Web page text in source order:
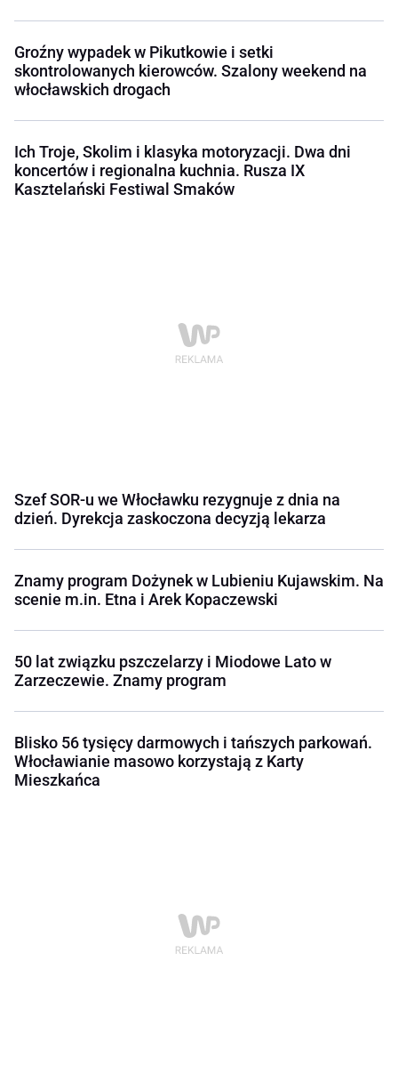
Groźny wypadek w Pikutkowie i setki
skontrolowanych kierowców. Szalony weekend na
włocławskich drogach
Ich Troje, Skolim i klasyka motoryzacji. Dwa dni
koncertów i regionalna kuchnia. Rusza IX
Kasztelański Festiwal Smaków
Szef SOR-u we Włocławku rezygnuje z dnia na
dzień. Dyrekcja zaskoczona decyzją lekarza
Znamy program Dożynek w Lubieniu Kujawskim. Na
scenie m.in. Etna i Arek Kopaczewski
50 lat związku pszczelarzy i Miodowe Lato w
Zarzeczewie. Znamy program
Blisko 56 tysięcy darmowych i tańszych parkowań.
Włocławianie masowo korzystają z Karty
Mieszkańca